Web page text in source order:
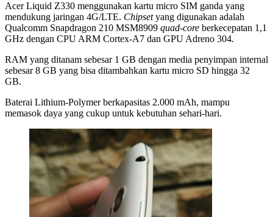
Acer Liquid Z330 menggunakan kartu micro SIM ganda yang
mendukung jaringan 4G/LTE. Chipsetyang digunakan adalah
Qualcomm Snapdragon 210 MSM8909 quad-core berkecepatan 1,1
GHz dengan CPU ARM Cortex-A7 dan GPU Adreno 304.
RAM yang ditanam sebesar 1 GB dengan media penyimpan internal
sebesar 8 GB yang bisa ditambahkan kartu micro SD hingga 32
GB.
Baterai Lithium-Polymer berkapasitas 2.000 mAh, mampu
memasok daya yang cukup untuk kebutuhan sehari-hari.